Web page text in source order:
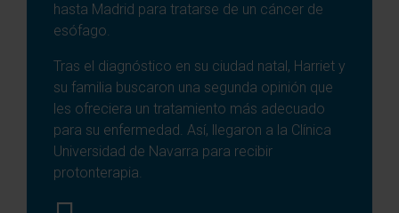
hasta Madrid para tratarse de un cáncer de
esófago.
Tras el diagnóstico en su ciudad natal, Harriet y
su familia buscaron una segunda opinión que
les ofreciera un tratamiento más adecuado
para su enfermedad. Así, llegaron a la Clínica
Universidad de Navarra para recibir
protonterapia.